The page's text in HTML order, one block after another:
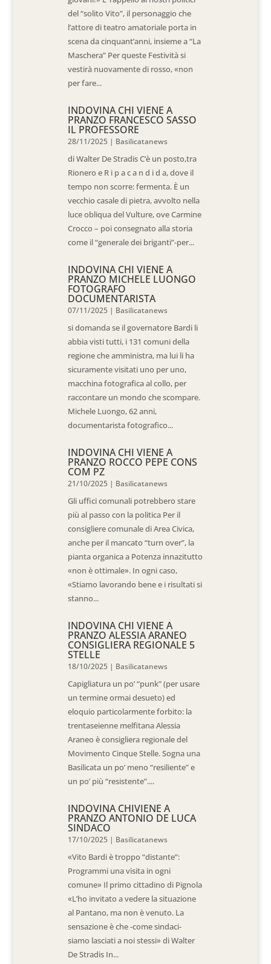
del “solito Vito”, il personaggio che
l’attore di teatro amatoriale porta in
scena da cinquant’anni, insieme a “La
Maschera” Per queste Festività si
vestirà nuovamente di rosso, «non
per fare...
INDOVINA CHI VIENE A
PRANZO FRANCESCO SASSO
IL PROFESSORE
28/11/2025 | Basilicatanews
di Walter De Stradis C’è un posto,tra
Rionero e R i p a c a n d i d a, dove il
tempo non scorre: fermenta. È un
vecchio casale di pietra, avvolto nella
luce obliqua del Vulture, ove Carmine
Crocco – poi consegnato alla storia
come il “generale dei briganti”-per...
INDOVINA CHI VIENE A
PRANZO MICHELE LUONGO
FOTOGRAFO
DOCUMENTARISTA
07/11/2025 | Basilicatanews
si domanda se il governatore Bardi li
abbia visti tutti, i 131 comuni della
regione che amministra, ma lui li ha
sicuramente visitati uno per uno,
macchina fotografica al collo, per
raccontare un mondo che scompare.
Michele Luongo, 62 anni,
documentarista fotografico...
INDOVINA CHI VIENE A
PRANZO ROCCO PEPE CONS
COM PZ
21/10/2025 | Basilicatanews
Gli uffici comunali potrebbero stare
più al passo con la politica Per il
consigliere comunale di Area Civica,
anche per il mancato “turn over”, la
pianta organica a Potenza innazitutto
«non è ottimale». In ogni caso,
«Stiamo lavorando bene e i risultati si
stanno...
INDOVINA CHI VIENE A
PRANZO ALESSIA ARANEO
CONSIGLIERA REGIONALE 5
STELLE
18/10/2025 | Basilicatanews
Capigliatura un po’ “punk” (per usare
un termine ormai desueto) ed
eloquio particolarmente forbito: la
trentaseienne melfitana Alessia
Araneo è consigliera regionale del
Movimento Cinque Stelle. Sogna una
Basilicata un po’ meno “resiliente” e
un po’ più “resistente”....
INDOVINA CHIVIENE A
PRANZO ANTONIO DE LUCA
SINDACO
17/10/2025 | Basilicatanews
«Vito Bardi è troppo “distante”:
Programmi una visita in ogni
comune» Il primo cittadino di Pignola
«L’ho invitato a vedere la situazione
al Pantano, ma non è venuto. La
sensazione è che -come sindaci-
siamo lasciati a noi stessi» di Walter
De Stradis In...